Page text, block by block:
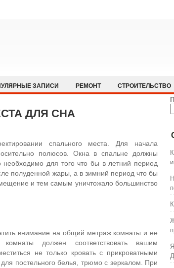
ЗАПИСИ РЕМОНТ СТРОИТЕЛЬСТВО
ДЛЯ СНА
спального места. Для начала
полюсов. Окна в спальне должны
для того что бы в летний период
полуденной жары, а в зимний период что бы
и тем самым уничтожало большинство
внимание на общий метраж комнаты и ее
должен соответствовать вашим
не только кровать с прикроватными
постельного белья, трюмо с зеркалом. При